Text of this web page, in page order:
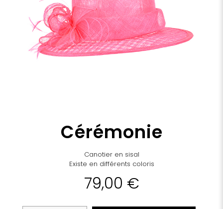
Cérémonie
Canotier en sisal
Existe en différents coloris
79,00 €